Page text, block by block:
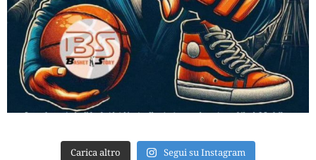
Carica altro Segui su Instagram